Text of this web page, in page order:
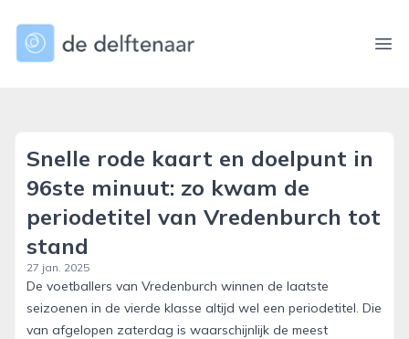
dedelftenaar.nl
Snelle rode kaart en doelpunt in
96ste minuut: zo kwam de
periodetitel van Vredenburch tot
stand
27 jan. 2025
De voetballers van Vredenburch winnen de laatste
seizoenen in de vierde klasse altijd wel een periodetitel. Die
van afgelopen zaterdag is waarschijnlijk de meest